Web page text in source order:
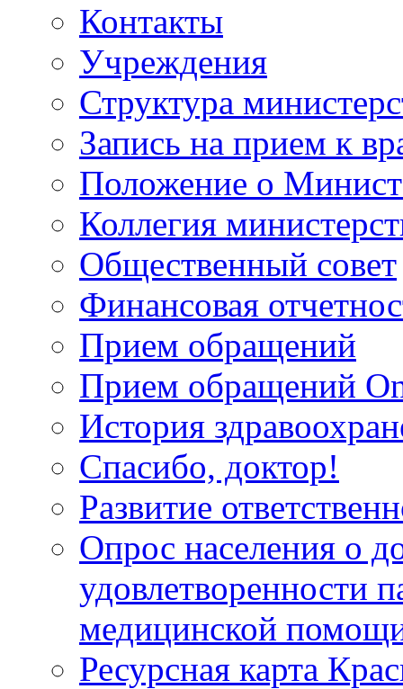
Контакты
Учреждения
Структура
Запись на прием к
Положение о
Коллегия
Общественный совет
Финансовая
Прием обращений
Прием обращений
История
Спасибо, доктор!
Развитие
Опрос населения о
удовлетворенности
медицинской
Ресурсная карта